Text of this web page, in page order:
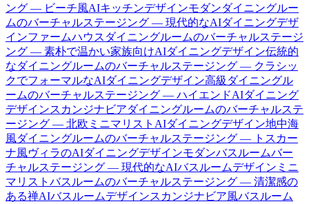
ング — ビーチ風AIキッチンデザインモダンダイニングルー
ムのバーチャルステージング — 現代的なAIダイニングデザ
インファームハウスダイニングルームのバーチャルステージ
ング — 素朴で温かい家族向けAIダイニングデザイン伝統的
なダイニングルームのバーチャルステージング — クラシッ
クでフォーマルなAIダイニングデザイン高級ダイニングル
ームのバーチャルステージング — ハイエンドAIダイニング
デザインスカンジナビアダイニングルームのバーチャルステ
ージング — 北欧ミニマリストAIダイニングデザイン地中海
風ダイニングルームのバーチャルステージング — トスカー
ナ風ヴィラのAIダイニングデザインモダンバスルームバー
チャルステージング — 現代的なAIバスルームデザイン ミニ
マリストバスルームのバーチャルステージング — 清潔感の
ある禅AIバスルームデザインスカンジナビア風バスルーム